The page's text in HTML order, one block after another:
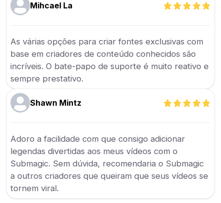
Mihcael La
As várias opções para criar fontes exclusivas com
base em criadores de conteúdo conhecidos são
incríveis. O bate-papo de suporte é muito reativo e
sempre prestativo.
Shawn Mintz
Adoro a facilidade com que consigo adicionar
legendas divertidas aos meus vídeos com o
Submagic. Sem dúvida, recomendaria o Submagic
a outros criadores que queiram que seus vídeos se
tornem viral.